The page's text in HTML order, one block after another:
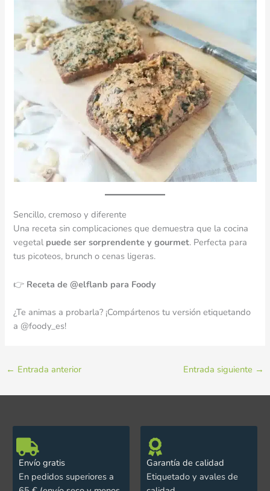
Sencillo, cremoso y diferente
Una receta sin complicaciones que demuestra que la cocina
vegetal puede ser sorprendente y gourmet. Perfecta para
tus picoteos, brunch o cenas ligeras.
👉 Receta de @elflanb para Foody
¿Te animas a probarla? ¡Compártenos tu versión etiquetando
a @foody_es!
← Entrada anterior Entrada siguiente →
Envío gratis
En pedidos superiores a
Garantía de calidad
Etiquetado y avales de